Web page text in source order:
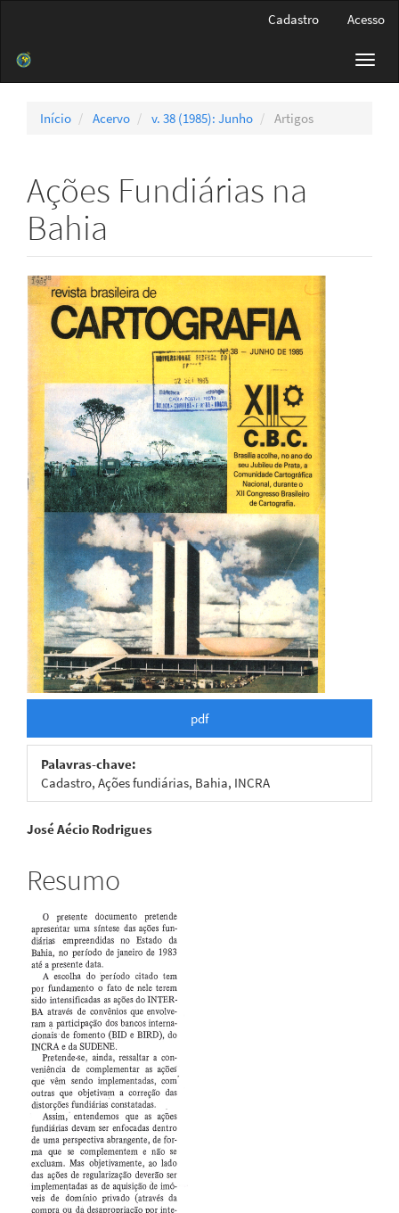
Barra
Cadastro Acesso
Início Acervo v. 38 (1985): Junho Artigos
Ações Fundiárias na
Bahia
Barra
lateral
de
artigos
pdf
Palavras-chave:
Cadastro, Ações fundiárias, Bahia, INCRA
Conteúdo
do
artigo
principal
José Aécio Rodrigues
Resumo